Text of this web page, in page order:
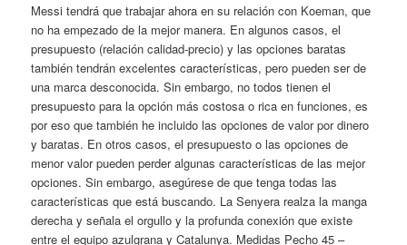
Messi tendrá que trabajar ahora en su relación con Koeman, que
no ha empezado de la mejor manera. En algunos casos, el
presupuesto (relación calidad-precio) y las opciones baratas
también tendrán excelentes características, pero pueden ser de
una marca desconocida. Sin embargo, no todos tienen el
presupuesto para la opción más costosa o rica en funciones, es
por eso que también he incluido las opciones de valor por dinero
y baratas. En otros casos, el presupuesto o las opciones de
menor valor pueden perder algunas características de las mejor
opciones. Sin embargo, asegúrese de que tenga todas las
características que está buscando. La Senyera realza la manga
derecha y señala el orgullo y la profunda conexión que existe
entre el equipo azulgrana y Catalunya. Medidas Pecho 45 –